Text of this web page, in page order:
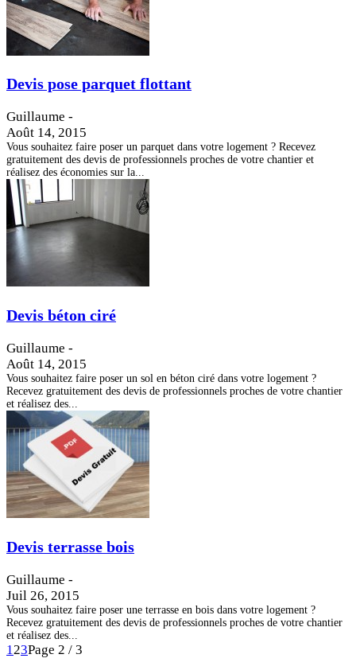
Devis pose parquet flottant
Guillaume -
Août 14, 2015
Vous souhaitez faire poser un parquet dans votre logement ? Recevez
gratuitement des devis de professionnels proches de votre chantier et
réalisez des économies sur la...
Devis béton ciré
Guillaume -
Août 14, 2015
Vous souhaitez faire poser un sol en béton ciré dans votre logement ?
Recevez gratuitement des devis de professionnels proches de votre chantier
et réalisez des...
Devis terrasse bois
Guillaume -
Juil 26, 2015
Vous souhaitez faire poser une terrasse en bois dans votre logement ?
Recevez gratuitement des devis de professionnels proches de votre chantier
et réalisez des...
1 23Page 2 / 3